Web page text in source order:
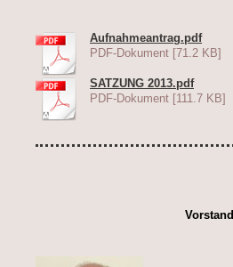
Aufnahmeantrag.pdf
PDF-Dokument [71.2 KB]
SATZUNG 2013.pdf
PDF-Dokument [111.7 KB]
Vorstand